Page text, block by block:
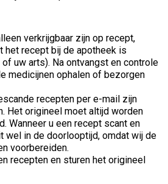
verkrijgbaar zijn op recept,
het recept bij de apotheek is
of uw arts). Na ontvangst en controle
medicijnen ophalen of bezorgen
recepten per e-mail zijn
Het origineel moet altijd worden
Wanneer u een recept scant en
wel in de doorlooptijd, omdat wij de
voorbereiden.
recepten en sturen het origineel